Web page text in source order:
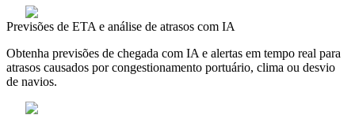
Previsões de ETA e análise de atrasos com IA
Obtenha previsões de chegada com IA e alertas em tempo real para
atrasos causados por congestionamento portuário, clima ou desvio
de navios.